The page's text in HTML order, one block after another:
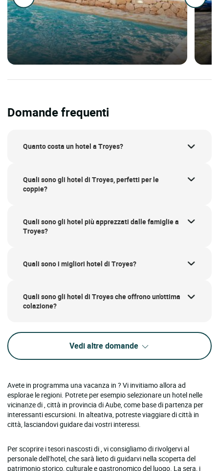
Domande frequenti
Quanto costa un hotel a Troyes?
Quali sono gli hotel di Troyes, perfetti per le
coppie?
Quali sono gli hotel più apprezzati dalle famiglie a
Troyes?
Quali sono i migliori hotel di Troyes?
Quali sono gli hotel di Troyes che offrono un'ottima
colazione?
Vedi altre domande
Avete in programma una vacanza in ? Vi invitiamo allora ad
esplorae le regioni. Potrete per esempio selezionare un hotel nelle
vicinanze di , città in provincia di Aube, come base di partenza per
interessanti escursioni. In alteativa, potreste viaggiare di città in
città, lasciandovi guidare dai vostri interessi.
Per scoprire i tesori nascosti di , vi consigliamo di rivolgervi al
personale dell’hotel, che sarà lieto di guidarvi nella scoperta del
patrimonio storico, culturale e gastronomico del luogo. La sera, i